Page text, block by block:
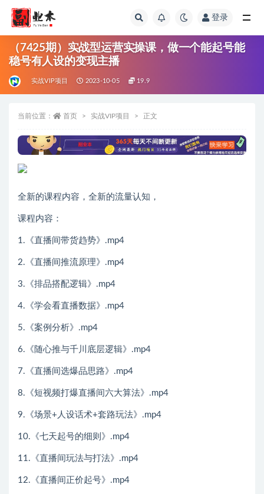
登录
（7425期）实战型运营实操课，做一个能起号能
稳号有人设的变现主播
实战VIP项目 2023-10-05 19.9
当前位置： 首页 实战VIP项目 正文
全新的课程内容，全新的流量认知，
课程内容：
1.《直播间带货趋势》.mp4
2.《直播间推流原理》.mp4
3.《排品搭配逻辑》.mp4
4.《学会看直播数据》.mp4
5.《案例分析》.mp4
6.《随心推与千川底层逻辑》.mp4
7.《直播间选爆品思路》.mp4
8.《短视频打爆直播间六大算法》.mp4
9.《场景+人设话术+套路玩法》.mp4
10.《七天起号的细则》.mp4
11.《直播间玩法与打法》.mp4
12.《直播间正价起号》.mp4